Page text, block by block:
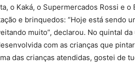
o Kaká, o Supermercados Rossi e
e brinquedos: “Hoje está sendo
muito”, declarou. No quintal
com as crianças que
das crianças atendidas, gostei de